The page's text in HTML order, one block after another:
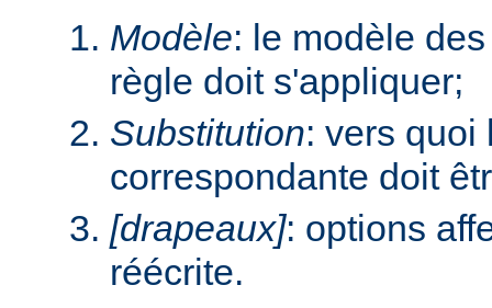
Modèle: le modèle
règle doit s'appliquer;
Substitution: vers quoi
correspondante doit
[drapeaux]: options
réécrite.